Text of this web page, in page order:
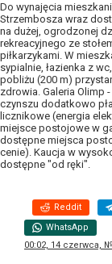
Do wynajęcia
Strzembosza wraz
na dużej, ogrodzonej
rekreacyjnego ze
piłkarzykami. W
sypialnie, łazienka z
pobliżu (200 m)
zdrowia. Galeria Olimp
czynszu dodatkowo
licznikowe (energia
miejsce postojowe w
dostępne miejsca
cenie). Kaucja w
dostępne "od ręki".
Reddit
WhatsApp
00:02, 14 czerwca,